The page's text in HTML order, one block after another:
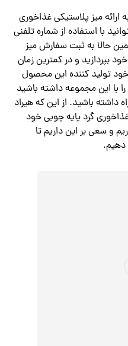
ارائه میز پلاستیکی غذاخوری
با استفاده از شماره تلفنی
حالا به ثبت سفارش میز
بپردازید و در کمترین زمان
تولید کننده این محصول
با این مجموعه داشته باشید
داشته باشید. از این که هیراد
گرد پایه چوبی خود
و سعی بر این داریم تا
دهیم.